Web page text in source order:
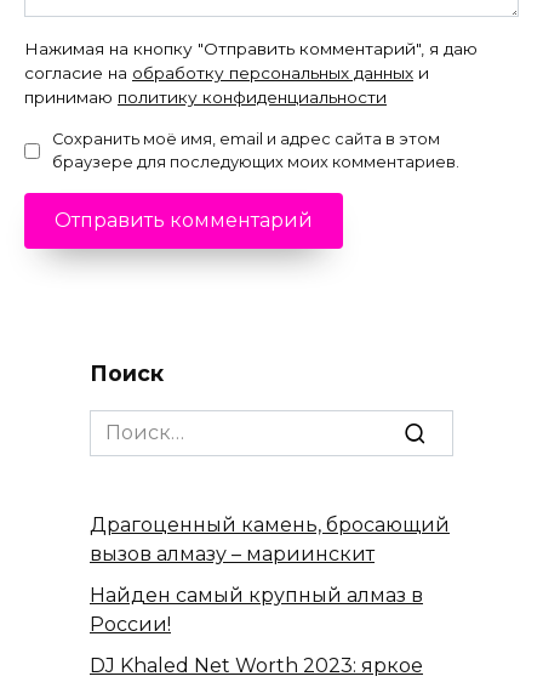
Нажимая на кнопку "Отправить комментарий", я даю
согласие на обработку персональных данных и
принимаю политику конфиденциальности
Сохранить моё имя, email и адрес сайта в этом
браузере для последующих моих комментариев.
Поиск
Search
for:
Драгоценный камень, бросающий
вызов алмазу – мариинскит
Найден самый крупный алмаз в
России!
DJ Khaled Net Worth 2023: яркое